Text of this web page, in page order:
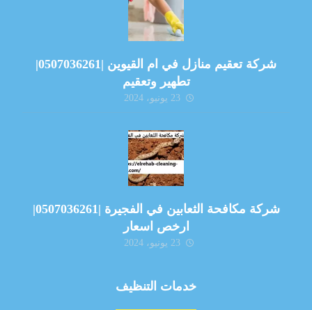
شركة تعقيم منازل في ام القيوين |0507036261|
تطهير وتعقيم
23 يونيو، 2024
شركة مكافحة الثعابين في الفجيرة |0507036261|
ارخص اسعار
23 يونيو، 2024
خدمات التنظيف